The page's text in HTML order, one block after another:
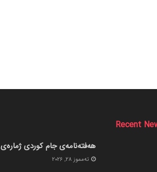
Recent
هەفتەنامەی جام کوردی ژمارەی 432
ته‌مموز 28, 2026